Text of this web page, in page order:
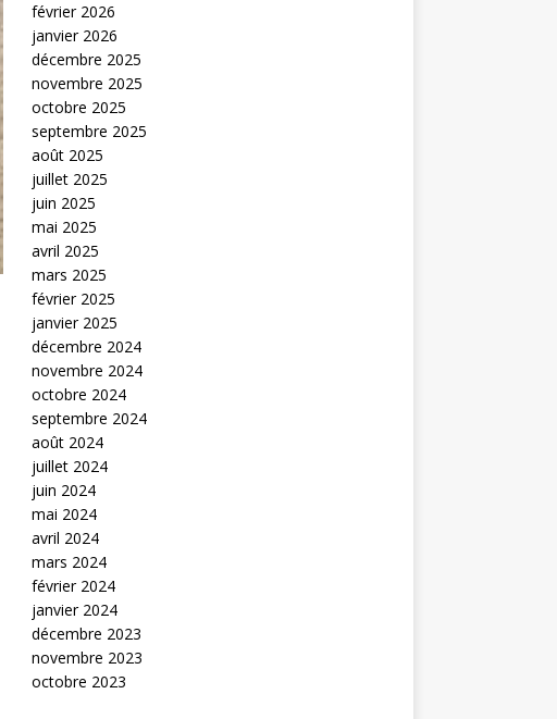
février 2026
janvier 2026
décembre 2025
novembre 2025
octobre 2025
septembre 2025
août 2025
juillet 2025
juin 2025
mai 2025
avril 2025
mars 2025
février 2025
janvier 2025
décembre 2024
novembre 2024
octobre 2024
septembre 2024
août 2024
juillet 2024
juin 2024
mai 2024
avril 2024
mars 2024
février 2024
janvier 2024
décembre 2023
novembre 2023
octobre 2023